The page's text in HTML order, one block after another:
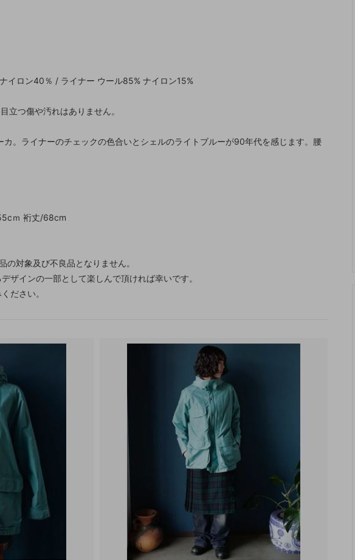
イロン40％ / ライナー ウール85% ナイロン15%
立つ傷や汚れはありません。
。ライナーのチェックの色合いとシェルのライトブルーが90年代を感じます。腰
ｍ 裄丈/68cm
対象及び不良品となりません。
ザインの一部として楽しんで頂ければ幸いです。
ださい。